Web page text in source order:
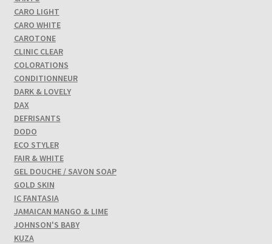
CARO LIGHT
CARO WHITE
CAROTONE
CLINIC CLEAR
COLORATIONS
CONDITIONNEUR
DARK & LOVELY
DAX
DEFRISANTS
DODO
ECO STYLER
FAIR & WHITE
GEL DOUCHE / SAVON SOAP
GOLD SKIN
IC FANTASIA
JAMAICAN MANGO & LIME
JOHNSON'S BABY
KUZA